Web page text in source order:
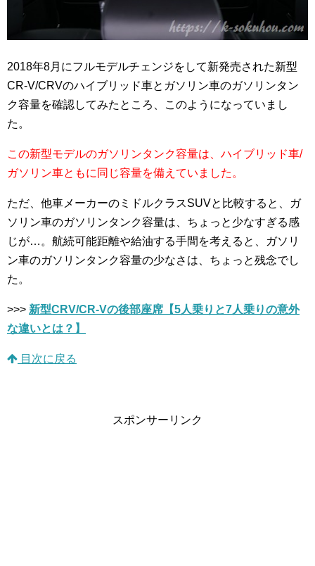
2018年8月にフルモデルチェンジをして新発売された新型
CR-V/CRVのハイブリッド車とガソリン車のガソリンタン
ク容量を確認してみたところ、このようになっていまし
た。
この新型モデルのガソリンタンク容量は、ハイブリッド車/
ガソリン車ともに同じ容量を備えていました。
ただ、他車メーカーのミドルクラスSUVと比較すると、ガ
ソリン車のガソリンタンク容量は、ちょっと少なすぎる感
じが…。航続可能距離や給油する手間を考えると、ガソリ
ン車のガソリンタンク容量の少なさは、ちょっと残念でし
た。
>>> 新型CRV/CR-Vの後部座席【5人乗りと7人乗りの意外
な違いとは？】
目次に戻る
スポンサーリンク